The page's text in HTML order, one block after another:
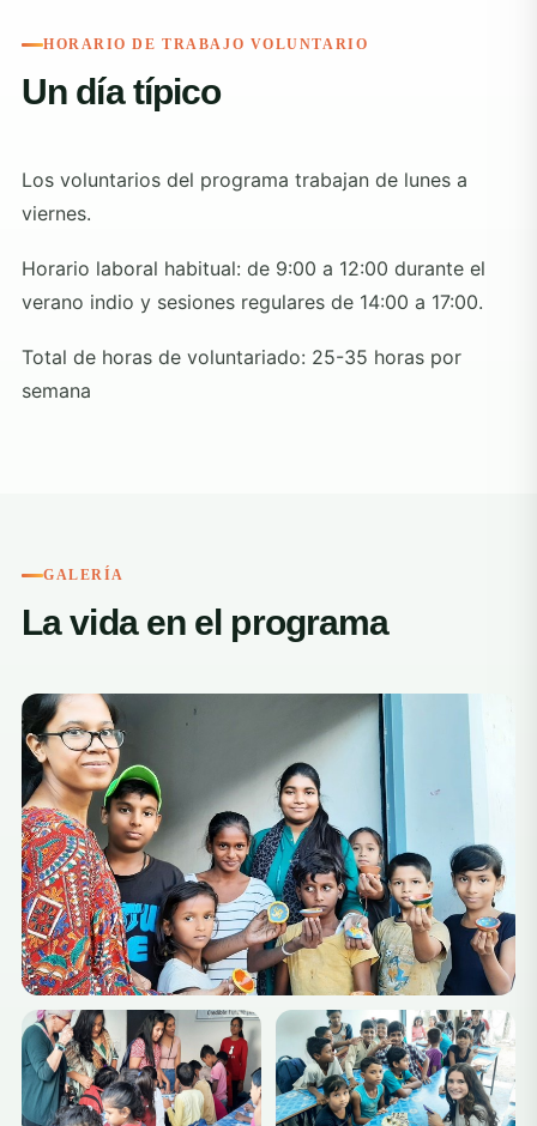
HORARIO DE TRABAJO VOLUNTARIO
Un día típico
Los voluntarios del programa trabajan de lunes a
viernes.
Horario laboral habitual: de 9:00 a 12:00 durante el
verano indio y sesiones regulares de 14:00 a 17:00.
Total de horas de voluntariado: 25-35 horas por
semana
GALERÍA
La vida en el programa